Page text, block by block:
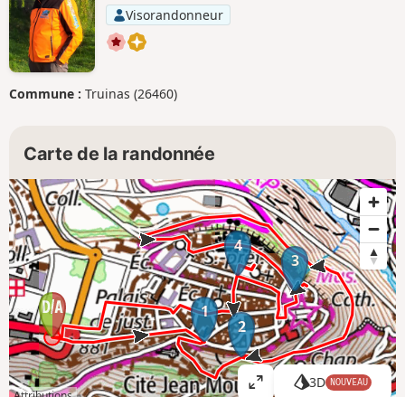
Visorandonneur
Commune : Truinas (26460)
Carte de la randonnée
1
2
3
4
A
3D NOUVEAU